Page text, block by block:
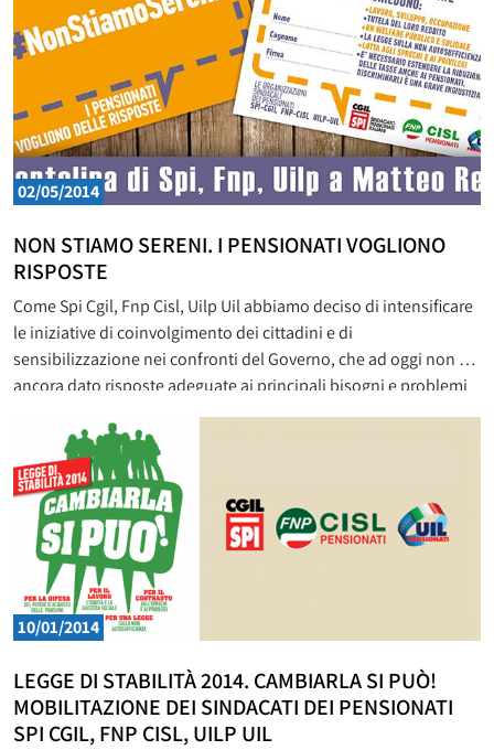
02/05/2014
NON STIAMO SERENI. I PENSIONATI VOGLIONO
RISPOSTE
Come Spi Cgil, Fnp Cisl, Uilp Uil abbiamo deciso di intensificare
le iniziative di coinvolgimento dei cittadini e di
sensibilizzazione nei confronti del Governo, che ad oggi non ha
ancora dato risposte adeguate ai principali bisogni e problemi
delle persone anziane e pensionate del nostro Paese. Abbiamo
realizzato e stampato una cartolina da inviare al
10/01/2014
LEGGE DI STABILITÀ 2014. CAMBIARLA SI PUÒ!
MOBILITAZIONE DEI SINDACATI DEI PENSIONATI
SPI CGIL, FNP CISL, UILP UIL